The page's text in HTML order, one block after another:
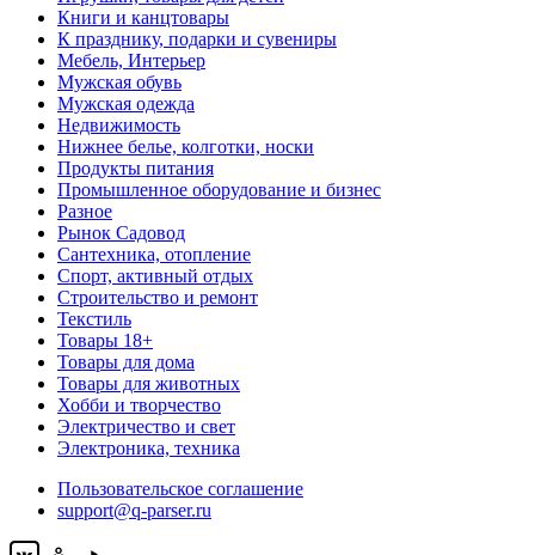
Книги и канцтовары
К празднику, подарки и сувениры
Мебель, Интерьер
Мужская обувь
Мужская одежда
Недвижимость
Нижнее белье, колготки, носки
Продукты питания
Промышленное оборудование и бизнес
Разное
Рынок Садовод
Сантехника, отопление
Спорт, активный отдых
Строительство и ремонт
Текстиль
Товары 18+
Товары для дома
Товары для животных
Хобби и творчество
Электричество и свет
Электроника, техника
Пользовательское соглашение
support@q-parser.ru